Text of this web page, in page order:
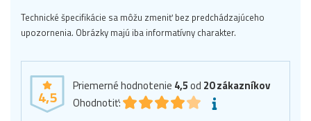
Technické špecifikácie sa môžu zmeniť bez predchádzajúceho
upozornenia. Obrázky majú iba informatívny charakter.
4,5
Priemerné hodnotenie 4,5od 20zákazníkov
Ohodnotiť: